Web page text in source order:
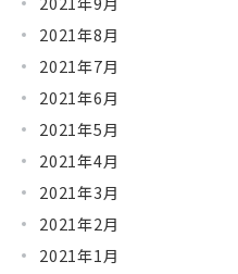
2021年8月
2021年7月
2021年6月
2021年5月
2021年4月
2021年3月
2021年2月
2021年1月